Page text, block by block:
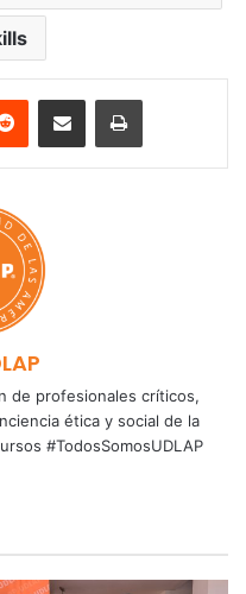
Reddit Share via Email Print
de profesionales críticos,
ética y social de la
#TodosSomosUDLAP